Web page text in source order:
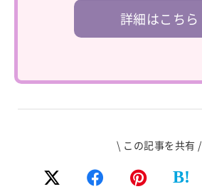
詳細はこちら
\ この記事を共有 /
B!